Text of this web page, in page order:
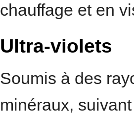
chauffage et en
Ultra-violets
Soumis à des
minéraux,